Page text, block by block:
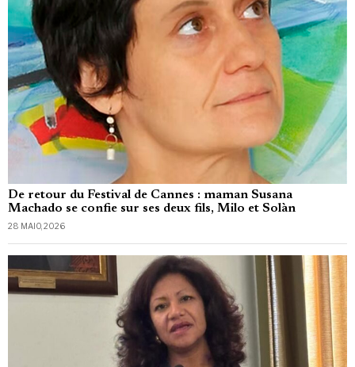
De retour du Festival de Cannes : maman Susana
Machado se confie sur ses deux fils, Milo et Solàn
28 MAIO, 2026